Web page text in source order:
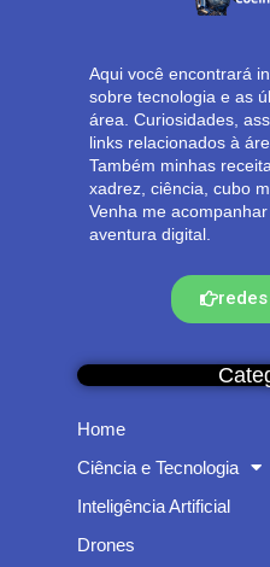
Aqui você encontrará
sobre tecnologia e as
área. Curiosidades,
links relacionados à
Também minhas
xadrez, ciência, cubo
Venha me
aventura digital.
Home
Ciência e Tecnologia
Inteligência Artificial
Drones